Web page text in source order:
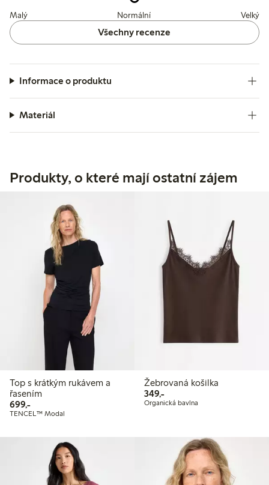
Malý Normální Velký
Všechny recenze
Informace o produktu
Materiál
Produkty, o které mají ostatní zájem
Top s krátkým rukávem a
řasením
699,-699,00 Kč
TENCEL™ Modal
Žebrovaná košilka
349,-349,00 Kč
Organická bavlna